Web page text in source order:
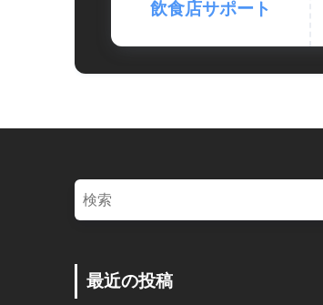
飲食店サポート
最近の投稿